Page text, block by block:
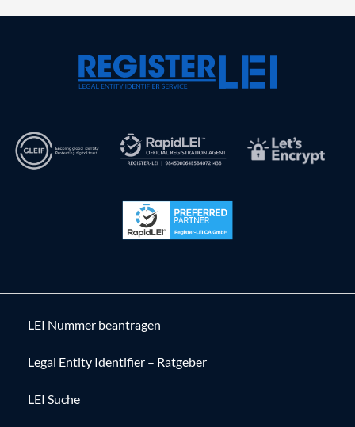
LEI Nummer beantragen
Legal Entity Identifier – Ratgeber
LEI Suche